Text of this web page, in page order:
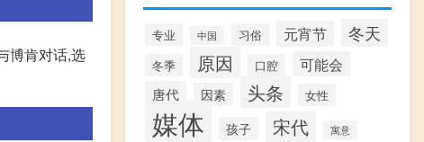
博肯对话,选
专业 中国 习俗 元宵节 冬天
冬季 原因 口腔
可能会
唐代
因素 头条 女性
媒体 孩子 宋代 寓意